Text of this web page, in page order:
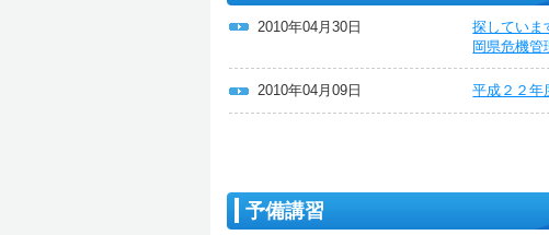
2010年04月30日
探してい
岡県危機管
2010年04月09日 平成２２年
予備講習